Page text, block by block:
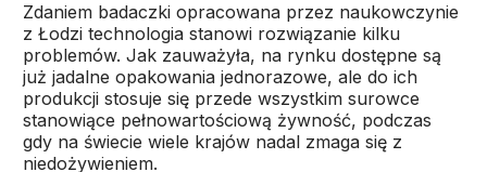
Zdaniem badaczki opracowana przez naukowczynie
z Łodzi technologia stanowi rozwiązanie kilku
problemów. Jak zauważyła, na rynku dostępne są
już jadalne opakowania jednorazowe, ale do ich
produkcji stosuje się przede wszystkim surowce
stanowiące pełnowartościową żywność, podczas
gdy na świecie wiele krajów nadal zmaga się z
niedożywieniem.